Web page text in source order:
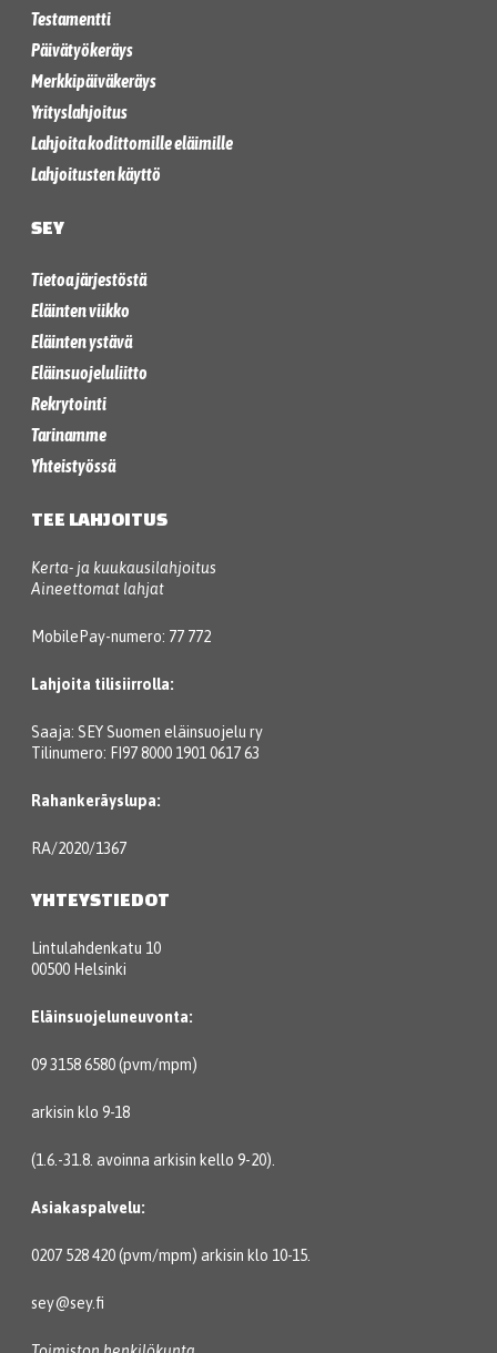
Testamentti
Päivätyökeräys
Merkkipäiväkeräys
Yrityslahjoitus
Lahjoita kodittomille eläimille
Lahjoitusten käyttö
SEY
Tietoa järjestöstä
Eläinten viikko
Eläinten ystävä
Eläinsuojeluliitto
Rekrytointi
Tarinamme
Yhteistyössä
TEE LAHJOITUS
Kerta- ja kuukausilahjoitus
Aineettomat lahjat
MobilePay-numero: 77 772
Lahjoita tilisiirrolla:
Saaja: SEY Suomen eläinsuojelu ry
Tilinumero: FI97 8000 1901 0617 63
Rahankeräyslupa:
RA/2020/1367
YHTEYSTIEDOT
Lintulahdenkatu 10
00500 Helsinki
Eläinsuojeluneuvonta:
09 3158 6580 (pvm/mpm)
arkisin klo 9-18
(1.6.-31.8. avoinna arkisin kello 9-20).
Asiakaspalvelu:
0207 528 420 (pvm/mpm) arkisin klo 10-15.
sey@sey.fi